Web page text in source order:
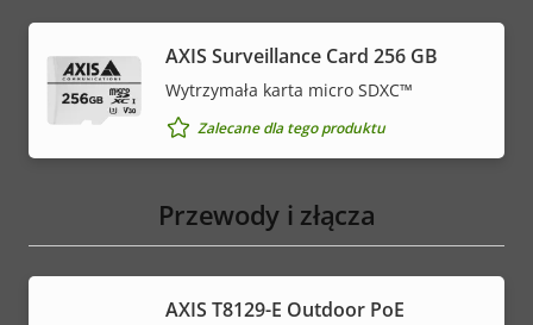
AXIS Surveillance Card 256 GB
Wytrzymała karta micro SDXC™
Zalecane dla tego produktu
Przewody i złącza
AXIS T8129-E Outdoor PoE